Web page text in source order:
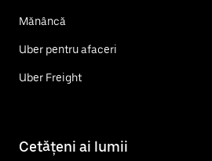
Mănâncă
Uber pentru afaceri
Uber Freight
Cetățeni ai lumii